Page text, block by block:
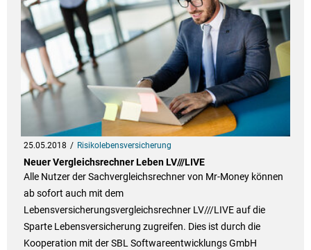
25.05.2018 Risikolebensversicherung
Neuer Vergleichsrechner Leben LV///LIVE
Alle Nutzer der Sachvergleichsrechner von Mr-Money können
ab sofort auch mit dem
Lebensversicherungsvergleichsrechner LV///LIVE auf die
Sparte Lebensversicherung zugreifen. Dies ist durch die
Kooperation mit der SBL Softwareentwicklungs GmbH